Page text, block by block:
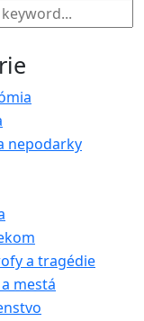
nepodarky
a tragédie
mestá